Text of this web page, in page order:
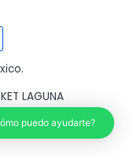
LAGUNA
puedo ayudarte?